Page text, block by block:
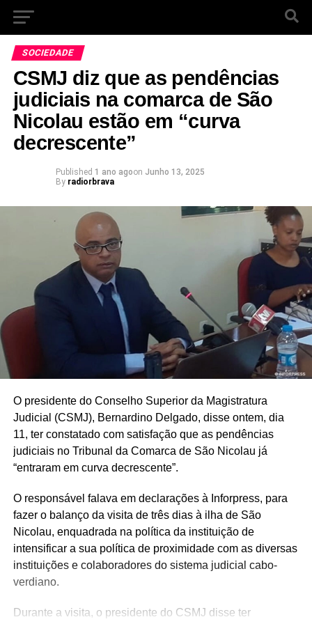
SOCIEDADE
CSMJ diz que as pendências
judiciais na comarca de São
Nicolau estão em “curva
decrescente”
Published 1 ano agoon Junho 13, 2025
By radiorbrava
O presidente do Conselho Superior da Magistratura
Judicial (CSMJ), Bernardino Delgado, disse ontem, dia
11, ter constatado com satisfação que as pendências
judiciais no Tribunal da Comarca de São Nicolau já
“entraram em curva decrescente”.
O responsável falava em declarações à Inforpress, para
fazer o balanço da visita de três dias à ilha de São
Nicolau, enquadrada na política da instituição de
intensificar a sua política de proximidade com as diversas
instituições e colaboradores do sistema judicial cabo-
verdiano.
Durante a visita, o presidente do CSMJ disse ter